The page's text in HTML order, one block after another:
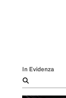
In Evidenza